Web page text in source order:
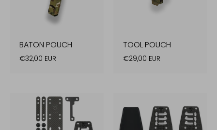
BATON POUCH
€32,00 EUR
TOOL POUCH
€29,00 EUR